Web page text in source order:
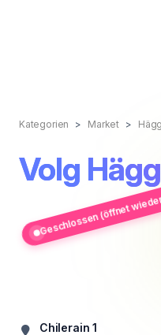
Kategorien Market
Volg
Geschlossen (öffnet
Chilerain 1